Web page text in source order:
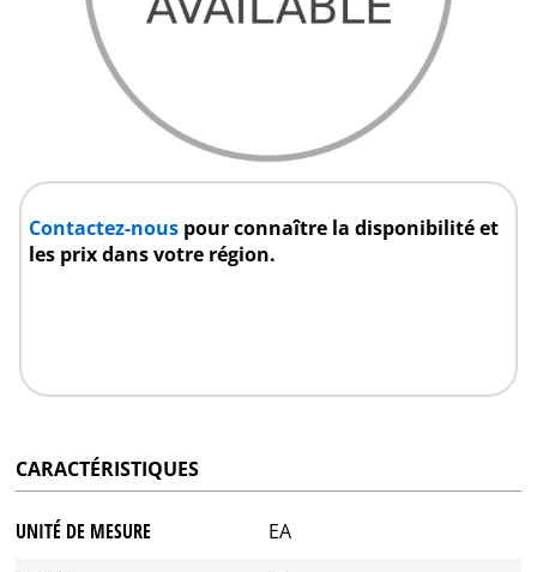
Contactez-nous pour connaître la disponibilité et
les prix dans votre région.
CARACTÉRISTIQUES
UNITÉ DE MESURE EA